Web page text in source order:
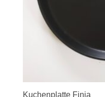
Kuchenplatte Finja